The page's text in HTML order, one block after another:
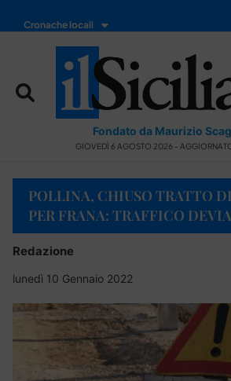
Cronache locali
Fondato da Maurizio
GIOVEDÌ 6 AGOSTO 2026 -
POLLINA, CHIUSO TRATTO DI
PER FRANA: TRAFFICO
Redazione
lunedì 10 Gennaio 2022